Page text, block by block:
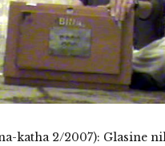
katha 2/2007): Glasine